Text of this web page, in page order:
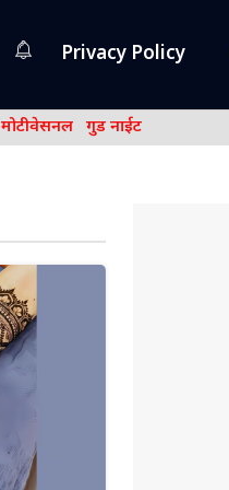
Privacy Policy
मोटीवेसनल गुड नाईट